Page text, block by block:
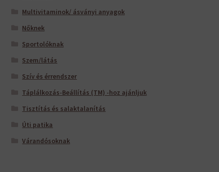
Multivitaminok/ ásványi anyagok
Nőknek
Sportolóknak
Szem/látás
Szív és érrendszer
Táplálkozás-Beállítás (TM) -hoz ajánljuk
Tisztítás és salaktalanítás
Úti patika
Várandósoknak